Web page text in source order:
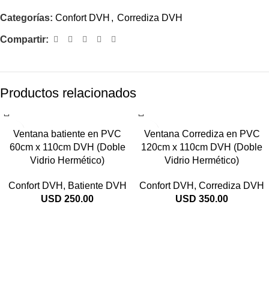
Categorías: Confort DVH , Corrediza DVH
Compartir:
Productos relacionados
Ventana batiente en PVC
60cm x 110cm DVH (Doble
Vidrio Hermético)
Confort DVH , Batiente DVH
USD 250.00
Ventana Corrediza en PVC
120cm x 110cm DVH (Doble
Vidrio Hermético)
Confort DVH , Corrediza DVH
USD 350.00